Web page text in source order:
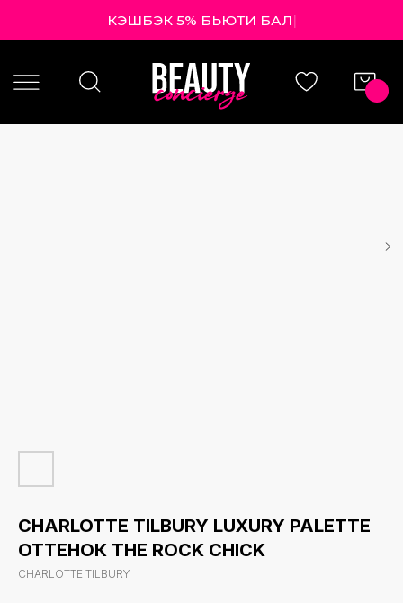
КЭШБЭК 5% БЬЮТИ
CHARLOTTE TILBURY LUXURY PALETTE
ОТТЕНОК THE ROCK CHICK
CHARLOTTE TILBURY